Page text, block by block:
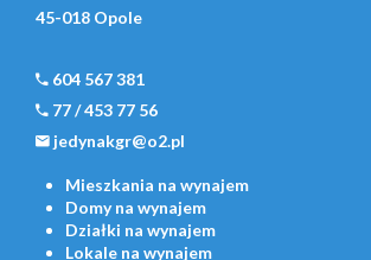
45-018 Opole
604 567 381
77 / 453 77 56
jedynakgr@o2.pl
Mieszkania na wynajem
Domyna wynajem
Działki na wynajem
Lokale na wynajem